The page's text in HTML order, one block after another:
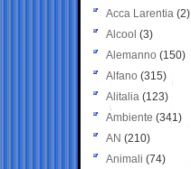
Acca Larentia (2)
Alcool (3)
Alemanno (150)
Alfano (315)
Alitalia (123)
Ambiente (341)
AN (210)
Animali (74)